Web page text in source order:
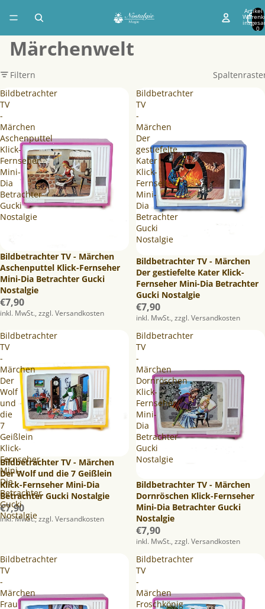
Artikel
0
Märchenwelt
Filtern
Bildbetrachter
TV
-
Märchen
Aschenputtel
Klick-
Fernseher
Mini-
Dia
Betrachter
Gucki
Nostalgie
Ausverkauft
Bildbetrachter TV - Märchen
Aschenputtel Klick-Fernseher
Mini-Dia Betrachter Gucki
Nostalgie
€7,90
inkl. MwSt., zzgl. Versandkosten
Bildbetrachter
TV
-
Märchen
Der
gestiefelte
Kater
Klick-
Fernseher
Mini-
Dia
Betrachter
Gucki
Nostalgie
Bildbetrachter TV - Märchen
Der gestiefelte Kater Klick-
Fernseher Mini-Dia Betrachter
Gucki Nostalgie
€7,90
inkl. MwSt., zzgl. Versandkosten
Bildbetrachter
TV
-
Märchen
Der
Wolf
und
die
7
Geißlein
Klick-
Fernseher
Mini-
Dia
Betrachter
Gucki
Nostalgie
Bildbetrachter TV - Märchen
Der Wolf und die 7 Geißlein
Klick-Fernseher Mini-Dia
Betrachter Gucki Nostalgie
€7,90
inkl. MwSt., zzgl. Versandkosten
Bildbetrachter
TV
-
Märchen
Dornröschen
Klick-
Fernseher
Mini-
Dia
Betrachter
Gucki
Nostalgie
Bildbetrachter TV - Märchen
Dornröschen Klick-Fernseher
Mini-Dia Betrachter Gucki
Nostalgie
€7,90
inkl. MwSt., zzgl. Versandkosten
Bildbetrachter
TV
-
Märchen
Frau
Bildbetrachter
TV
-
Märchen
Froschkönig